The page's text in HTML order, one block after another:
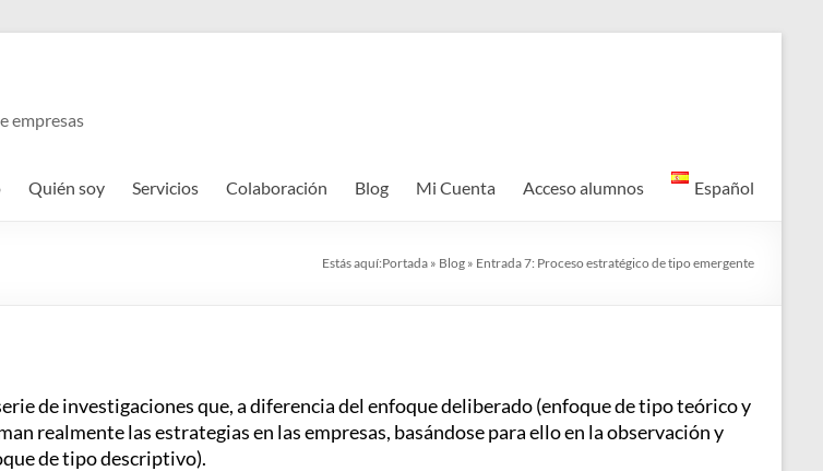
empresas
Quién soy Servicios Colaboración Blog Mi Cuenta Acceso alumnos Español
Estás aquí:Portada » Blog » Entrada 7: Proceso estratégico de tipo emergente
de investigaciones que, a diferencia del enfoque deliberado (enfoque de tipo teórico y
realmente las estrategias en las empresas, basándose para ello en la observación y
de tipo descriptivo).